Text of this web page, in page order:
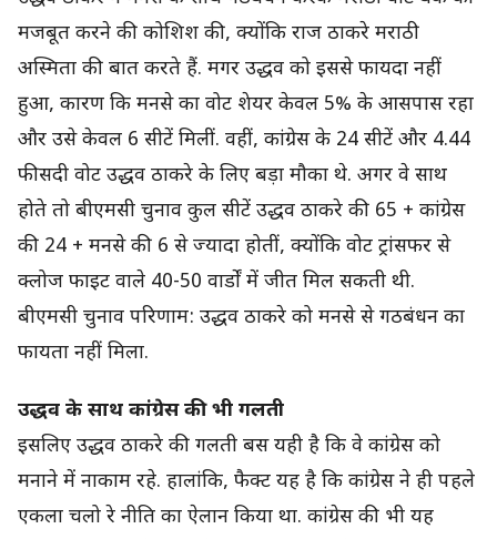
मजबूत करने की कोशिश की, क्योंकि राज ठाकरे मराठी
अस्मिता की बात करते हैं. मगर उद्धव को इससे फायदा नहीं
हुआ, कारण कि मनसे का वोट शेयर केवल 5% के आसपास रहा
और उसे केवल 6 सीटें मिलीं. वहीं, कांग्रेस के 24 सीटें और 4.44
फीसदी वोट उद्धव ठाकरे के लिए बड़ा मौका थे. अगर वे साथ
होते तो बीएमसी चुनाव कुल सीटें उद्धव ठाकरे की 65 + कांग्रेस
की 24 + मनसे की 6 से ज्यादा होतीं, क्योंकि वोट ट्रांसफर से
क्लोज फाइट वाले 40-50 वार्डों में जीत मिल सकती थी.
बीएमसी चुनाव परिणाम: उद्धव ठाकरे को मनसे से गठबंधन का
फायता नहीं मिला.
उद्धव के साथ कांग्रेस की भी गलती
इसलिए उद्धव ठाकरे की गलती बस यही है कि वे कांग्रेस को
मनाने में नाकाम रहे. हालांकि, फैक्ट यह है कि कांग्रेस ने ही पहले
एकला चलो रे नीति का ऐलान किया था. कांग्रेस की भी यह